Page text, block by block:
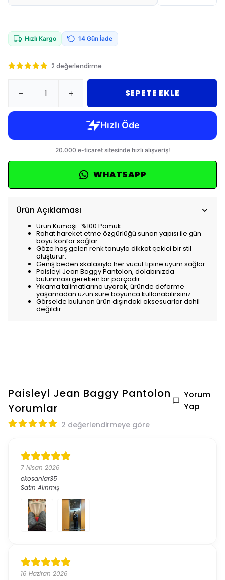
Hızlı Kargo 14 Gün İade
2 değerlendirme
SEPETE EKLE
WHATSAPP
Ürün Açıklaması
Ürün Kumaşı : %100 Pamuk
Rahat hareket etme özgürlüğü sunan yapısı ile gün
boyu konfor sağlar.
Göze hoş gelen renk tonuyla dikkat çekici bir stil
oluşturur.
Geniş beden skalasıyla her vücut tipine uyum sağlar.
Paisleyl Jean Baggy Pantolon, dolabınızda
bulunması gereken bir parçadır.
Yıkama talimatlarına uyarak, üründe deforme
yaşamadan uzun süre boyunca kullanabilirsiniz.
Görselde bulunan ürün dışındaki aksesuarlar dahil
değildir.
Paisleyl Jean Baggy Pantolon
Yorumlar
Yorum
Yap
2 değerlendirmeye göre
7 Nisan 2026
ekosanlar35
Satın Alınmış
16 Haziran 2026